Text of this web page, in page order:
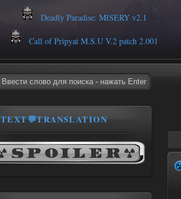
Deadly Paradise: MISERY v2.1
Call of Pripyat M.S.U V.2 patch 2.001
TEXT💬TRANSLATION